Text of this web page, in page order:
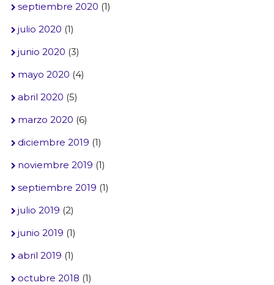
septiembre 2020 (1)
julio 2020 (1)
junio 2020 (3)
mayo 2020 (4)
abril 2020 (5)
marzo 2020 (6)
diciembre 2019 (1)
noviembre 2019 (1)
septiembre 2019 (1)
julio 2019 (2)
junio 2019 (1)
abril 2019 (1)
octubre 2018 (1)